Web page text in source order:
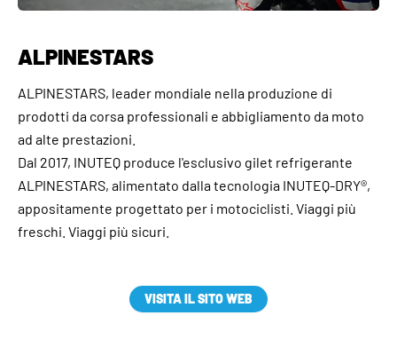
ALPINESTARS
ALPINESTARS, leader mondiale nella produzione di
prodotti da corsa professionali e abbigliamento da moto
ad alte prestazioni.
Dal 2017, INUTEQ produce l'esclusivo gilet refrigerante
ALPINESTARS, alimentato dalla tecnologia INUTEQ-DRY®,
appositamente progettato per i motociclisti. Viaggi più
freschi. Viaggi più sicuri.
VISITA IL SITO WEB